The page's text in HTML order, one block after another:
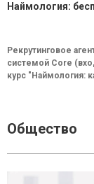
Наймология:
Рекрутинговое
системой Core
курс "Наймология:
Общество